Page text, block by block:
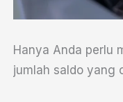
Hanya Anda perlu
jumlah saldo yang